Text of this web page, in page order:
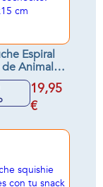
Espiral
de Animales
cochecito.
cm
19,95
€